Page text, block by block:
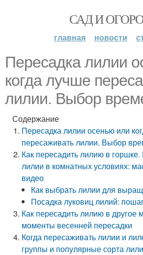
САД И
главная новости
Пересадка лилии
когда лучше
лилии. Выбор
Содержание
Пересадка лилии осенью или
пересаживать лилии. Выбор
Как пересадить лилию в горшке.
лилии в комнатных условиях:
видео
Как выбрать лилии для
Посадка луковиц лилий:
Как пересадить лилию в другое
моменты весенней пересадки
Когда пересаживать лилии и
группы и популярные сорта